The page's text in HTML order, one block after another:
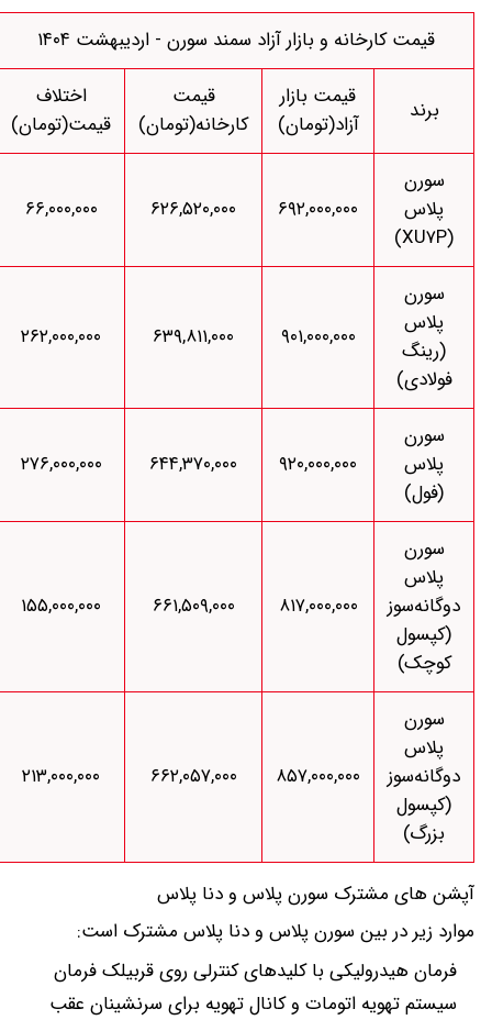
قیمت کارخانه و بازار آزاد سمند سورن - اردیبهشت ۱۴۰۴
برند
قیمت بازار
آزاد(تومان)
قیمت
کارخانه(تومان)
اختلاف
قیمت(تومان)
سورن
پلاس
(XU۷P)
۶۹۲,۰۰۰,۰۰۰ ۶۲۶,۵۲۰,۰۰۰ ۶۶,۰۰۰,۰۰۰
سورن
پلاس
(رینگ
فولادی)
۹۰۱,۰۰۰,۰۰۰ ۶۳۹,۸۱۱,۰۰۰ ۲۶۲,۰۰۰,۰۰۰
سورن
پلاس
(فول)
۹۲۰,۰۰۰,۰۰۰ ۶۴۴,۳۷۰,۰۰۰ ۲۷۶,۰۰۰,۰۰۰
سورن
پلاس
دوگانه‌سوز
(کپسول
کوچک)
۸۱۷,۰۰۰,۰۰۰ ۶۶۱,۵۰۹,۰۰۰ ۱۵۵,۰۰۰,۰۰۰
سورن
پلاس
دوگانه‌سوز
(کپسول
بزرگ)
۸۵۷,۰۰۰,۰۰۰ ۶۶۲,۰۵۷,۰۰۰ ۲۱۳,۰۰۰,۰۰۰
آپشن های مشترک سورن پلاس و دنا پلاس
موارد زیر در بین سورن پلاس و دنا پلاس مشترک است:
فرمان هیدرولیکی با کلیدهای کنترلی روی قربیلک فرمان
سیستم تهویه اتومات و کانال تهویه برای سرنشینان عقب